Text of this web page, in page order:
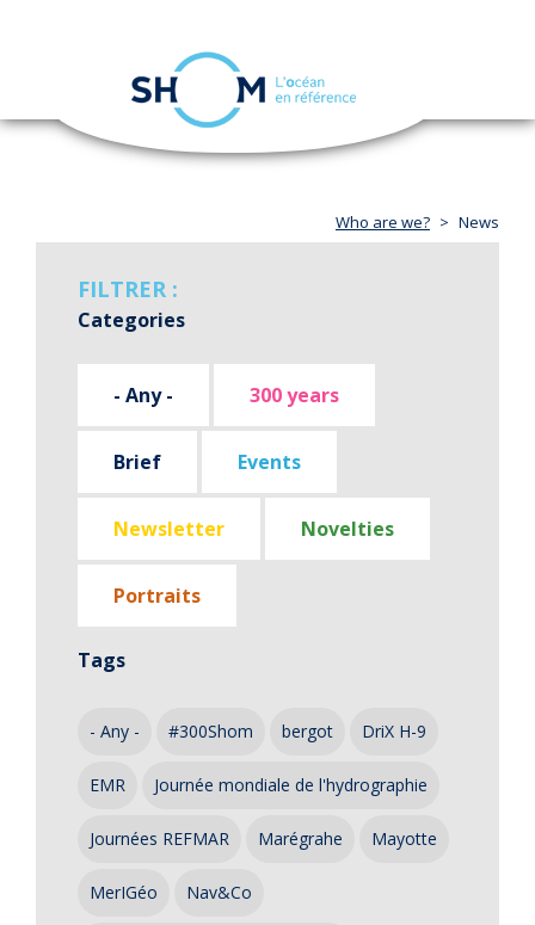
Skip
navigation
Who are we? News
FILTRER :
Categories
- Any - 300 years
Brief Events
Newsletter Novelties
Portraits
Tags
- Any - #300Shom bergot DriX H-9
EMR Journée mondiale de l'hydrographie
Journées REFMAR Marégrahe Mayotte
MerIGéo Nav&Co